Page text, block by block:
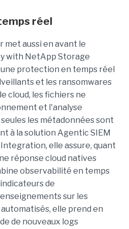
réel
met aussi en avant le
with NetApp Storage
protection en temps réel
et les ransomwares
cloud, les fichiers ne
et l'analyse
les métadonnées sont
à la solution Agentic SIEM
elle assure, quant
réponse cloud natives
observabilité en temps
de
sur les
elle prend en
de nouveaux logs